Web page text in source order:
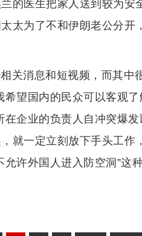
的医生把家人送到较为安
太为了不和伊朗老公分开
关消息和短视频，而其中
望国内的民众可以客观
企业的负责人自冲突爆
就一定立刻放下手头工作
许外国人进入防空洞”这种